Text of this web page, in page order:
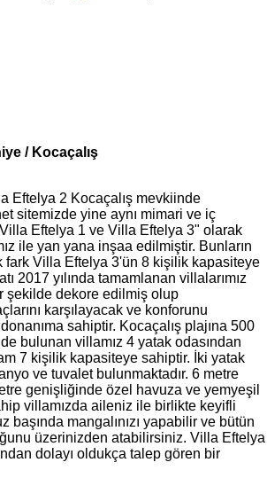
/ Kocaçalış
Eftelya 2 Kocaçalış mevkiinde
sitemizde yine aynı mimari ve iç
Eftelya 1 ve Villa Eftelya 3" olarak
ile yan yana inşaa edilmiştir. Bunların
fark Villa Eftelya 3'ün 8 kişilik kapasiteye
2017 yılında tamamlanan villalarımız
şekilde dekore edilmiş olup
karşılayacak ve konforunu
sahiptir. Kocaçalış plajına 500
bulunan villamız 4 yatak odasından
7 kişilik kapasiteye sahiptir. İki yatak
ve tuvalet bulunmaktadır. 6 metre
genişliğinde özel havuza ve yemyeşil
villamızda aileniz ile birlikte keyifli
başında mangalınızı yapabilir ve bütün
üzerinizden atabilirsiniz. Villa Eftelya
dolayı oldukça talep gören bir